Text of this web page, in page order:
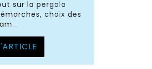
sur la pergola
choix des